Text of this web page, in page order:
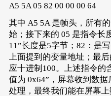
A5 5A 05 82 00 00 00 64
其中 A5 5A 是帧头，所有
始；接下来的 05 是指令长
11”长度是5字节；82：是
上面提到的变量地址；最
应十进制100。上述指令的
值为 0x64”，屏幕收到数
处理，最终我们能在屏幕